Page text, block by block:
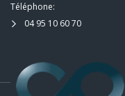
Téléphone:
04 95 10 60 70